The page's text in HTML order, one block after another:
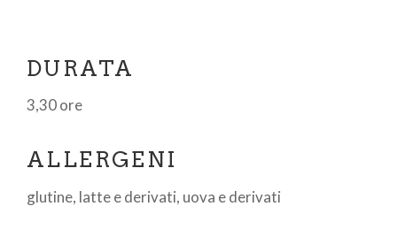
DURATA
3,30 ore
ALLERGENI
glutine, latte e derivati, uova e derivati